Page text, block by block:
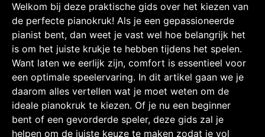
Welkom bij deze praktische gids over het kiezen van
de perfecte pianokruk! Als je een gepassioneerde
pianist bent, dan weet je vast wel hoe belangrijk het
is om het juiste krukje te hebben tijdens het spelen.
Want laten we eerlijk zijn, comfort is essentieel voor
een optimale speelervaring. In dit artikel gaan we je
daarom alles vertellen wat je moet weten om de
ideale pianokruk te kiezen. Of je nu een beginner
bent of een gevorderde speler, deze gids zal je
helpen om de juiste keuze te maken zodat je vol